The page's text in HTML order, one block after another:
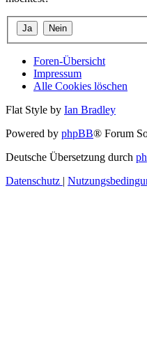
Foren-Übersicht
Impressum
Alle Cookies löschen
Flat Style by Ian Bradley
Powered by phpBB® Forum
Deutsche Übersetzung durch
Datenschutz |